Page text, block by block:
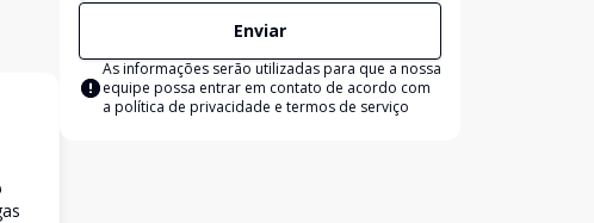
s
Enviar
As informações serão utilizadas para que a nossa
equipe possa entrar em contato de acordo com
a política de privacidade e termos de serviço